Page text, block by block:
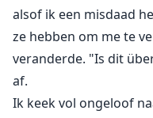
alsof ik een misdaad
ze hebben om me te
veranderde. "Is dit
af.
Ik keek vol ongeloof